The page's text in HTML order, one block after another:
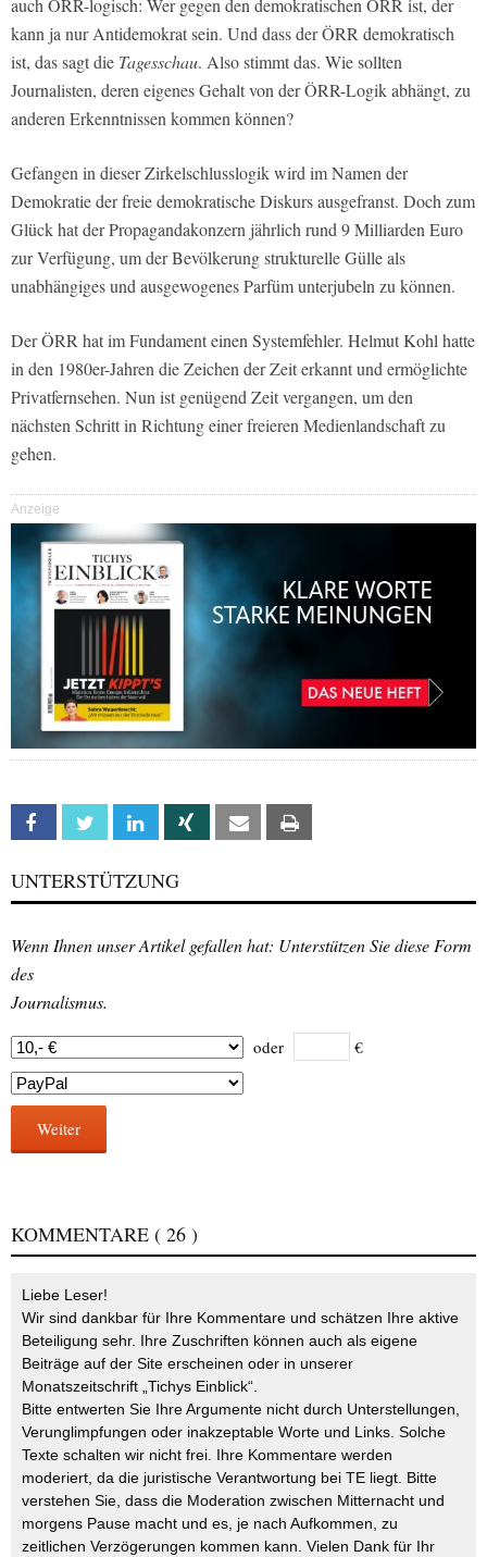
auch ÖRR-logisch: Wer gegen den demokratischen ÖRR ist, der
kann ja nur Antidemokrat sein. Und dass der ÖRR demokratisch
ist, das sagt die Tagesschau. Also stimmt das. Wie sollten
Journalisten, deren eigenes Gehalt von der ÖRR-Logik abhängt, zu
anderen Erkenntnissen kommen können?
Gefangen in dieser Zirkelschlusslogik wird im Namen der
Demokratie der freie demokratische Diskurs ausgefranst. Doch zum
Glück hat der Propagandakonzern jährlich rund 9 Milliarden Euro
zur Verfügung, um der Bevölkerung strukturelle Gülle als
unabhängiges und ausgewogenes Parfüm unterjubeln zu können.
Der ÖRR hat im Fundament einen Systemfehler. Helmut Kohl hatte
in den 1980er-Jahren die Zeichen der Zeit erkannt und ermöglichte
Privatfernsehen. Nun ist genügend Zeit vergangen, um den
nächsten Schritt in Richtung einer freieren Medienlandschaft zu
gehen.
Anzeige
Facebook Twitter Linkedin Xing Email
UNTERSTÜTZUNG
Wenn Ihnen unser Artikel gefallen hat: Unterstützen Sie diese Form
des
Journalismus.
oder €
Weiter
KOMMENTARE ( 26 )
Liebe Leser!
Wir sind dankbar für Ihre Kommentare und schätzen Ihre aktive
Beteiligung sehr. Ihre Zuschriften können auch als eigene
Beiträge auf der Site erscheinen oder in unserer
Monatszeitschrift „Tichys Einblick“.
Bitte entwerten Sie Ihre Argumente nicht durch Unterstellungen,
Verunglimpfungen oder inakzeptable Worte und Links. Solche
Texte schalten wir nicht frei. Ihre Kommentare werden
moderiert, da die juristische Verantwortung bei TE liegt. Bitte
verstehen Sie, dass die Moderation zwischen Mitternacht und
morgens Pause macht und es, je nach Aufkommen, zu
zeitlichen Verzögerungen kommen kann. Vielen Dank für Ihr